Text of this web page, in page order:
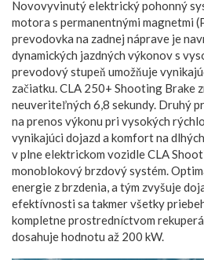
Novovyvinutý elektrický pohonný
motora s permanentnými magnetmi
prevodovka na zadnej náprave je
dynamických jazdných výkonov s
prevodový stupeň umožňuje
začiatku. CLA 250+ Shooting Brake
neuveriteľných 6,8 sekundy. Druhý
na prenos výkonu pri vysokých
vynikajúci dojazd a komfort na
v plne elektrickom vozidle CLA
monoblokový brzdový systém.
energie z brzdenia, a tým zvyšuje
efektívnosti sa takmer všetky
kompletne prostredníctvom
dosahuje hodnotu až 200 kW.